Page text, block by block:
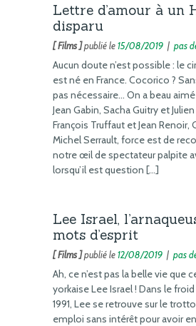
Lettre d’amour à un
disparu
[ Films ]publié le15/08/2019 | pas
Aucun doute n’est possible : le
est né en France. Cocorico ?
pas nécessaire… On a beau
Jean Gabin, Sacha Guitry et
François Truffaut et Jean Renoir,
Michel Serrault, force est de
notre œil de spectateur palpite
lorsqu’il est question […]
Lee Israel,
mots d’esprit
[ Films ]publié le12/08/2019 | pas
Ah, ce n’est pas la belle vie que
yorkaise Lee Israel ! Dans le
1991, Lee se retrouve sur le
emploi sans intérêt pour avoir